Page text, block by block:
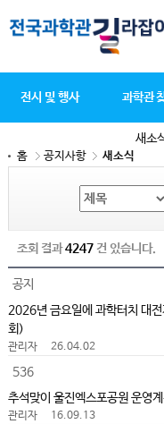
전시 및 행사 과학관
새소
홈 공지사항 새소식
조회 결과4247건 있습니다.
공지
2026년 금요일에 과학터치 대
회)
관리자 26.04.02
536
추석맞이 울진엑스포공원 운영
관리자 16.09.13